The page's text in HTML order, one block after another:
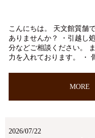
こんにちは。 天文館質舗
ありませんか？ ・引越し
分などご相談ください。
力を入れております。 ・
MORE
2026/07/22